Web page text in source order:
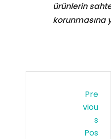
ürünlerin
korunmasına
Pre
Viou
S
Pos